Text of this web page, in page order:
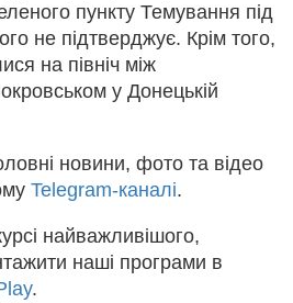
пункту Темування під
не підтверджує. Крім того,
на північ між
у Донецькій
новини, фото та відео
Telegram-каналі.
найважливішого,
наші програми в
.